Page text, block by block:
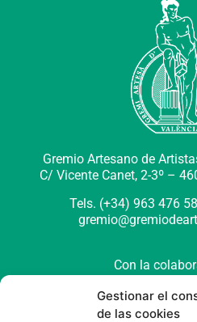
Gestionar el
de las cookies
Gremio Artesano de
C/ Vicente Canet, 2-3º –
Tels. (+34) 963 476
Con la